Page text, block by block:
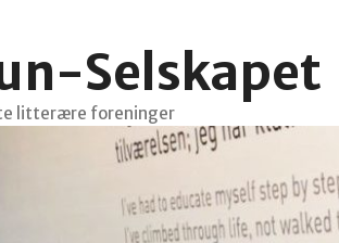
Selskapet
litterære foreninger